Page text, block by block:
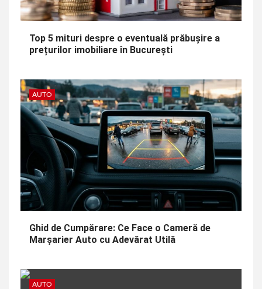
Top 5 mituri despre o eventuală prăbușire a
prețurilor imobiliare în București
AUTO
Ghid de Cumpărare: Ce Face o Cameră de
Marșarier Auto cu Adevărat Utilă
AUTO